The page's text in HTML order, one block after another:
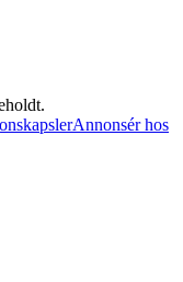
Annonsér hos